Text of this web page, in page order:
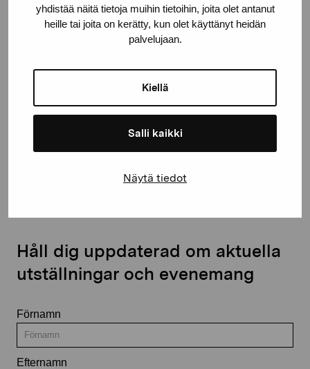
yhdistää näitä tietoja muihin tietoihin, joita olet antanut
heille tai joita on kerätty, kun olet käyttänyt heidän
palvelujaan.
Kiellä
Salli kaikki
Näytä tiedot
Gustav Wasas gata 11
Håll dig uppdaterad om aktuella
utställningar och evenemang
Förnamn
Efternamn